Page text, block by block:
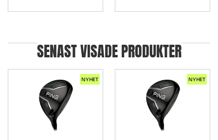
SENAST VISADE PRODUKTER
NYHET NYHET